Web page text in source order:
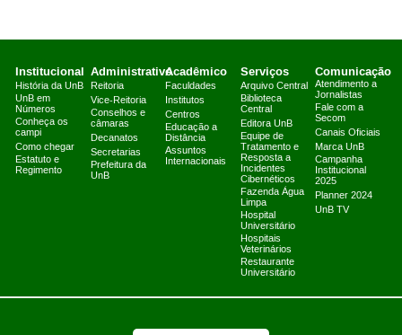
Institucional
História da UnB
UnB em
Números
Conheça os
campi
Como chegar
Estatuto e
Regimento
Administrativo
Reitoria
Vice-Reitoria
Conselhos e
câmaras
Decanatos
Secretarias
Prefeitura da
UnB
Acadêmico
Faculdades
Institutos
Centros
Educação a
Distância
Assuntos
Internacionais
Serviços
Arquivo Central
Biblioteca
Central
Editora UnB
Equipe de
Tratamento e
Resposta a
Incidentes
Cibernéticos
Fazenda Água
Limpa
Hospital
Universitário
Hospitais
Veterinários
Restaurante
Universitário
Comunicação
Atendimento a
Jornalistas
Fale com a
Secom
Canais Oficiais
Marca UnB
Campanha
Institucional
2025
Planner 2024
UnB TV